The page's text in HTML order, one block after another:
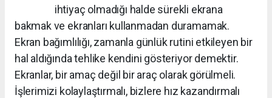
ihtiyaç olmadığı halde sürekli ekrana
bakmak ve ekranları kullanmadan duramamak.
Ekran bağımlılığı, zamanla günlük rutini etkileyen bir
hal aldığında tehlike kendini gösteriyor demektir.
Ekranlar, bir amaç değil bir araç olarak görülmeli.
İşlerimizi kolaylaştırmalı, bizlere hız kazandırmalı